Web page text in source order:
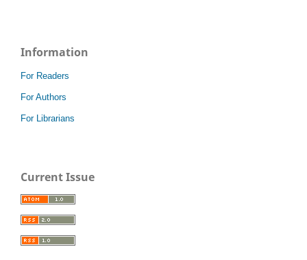
Information
For Readers
For Authors
For Librarians
Current Issue